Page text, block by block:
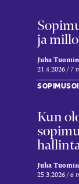
ja
Juha
21.4.2026 7
Kun
Juha
25.3.2026 6